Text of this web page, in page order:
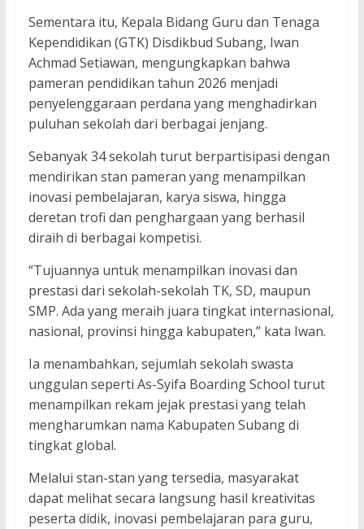
Sementara itu, Kepala Bidang Guru dan Tenaga
Kependidikan (GTK) Disdikbud Subang, Iwan
Achmad Setiawan, mengungkapkan bahwa
pameran pendidikan tahun 2026 menjadi
penyelenggaraan perdana yang menghadirkan
puluhan sekolah dari berbagai jenjang.
Sebanyak 34 sekolah turut berpartisipasi dengan
mendirikan stan pameran yang menampilkan
inovasi pembelajaran, karya siswa, hingga
deretan trofi dan penghargaan yang berhasil
diraih di berbagai kompetisi.
“Tujuannya untuk menampilkan inovasi dan
prestasi dari sekolah-sekolah TK, SD, maupun
SMP. Ada yang meraih juara tingkat internasional,
nasional, provinsi hingga kabupaten,” kata Iwan.
Ia menambahkan, sejumlah sekolah swasta
unggulan seperti As-Syifa Boarding School turut
menampilkan rekam jejak prestasi yang telah
mengharumkan nama Kabupaten Subang di
tingkat global.
Melalui stan-stan yang tersedia, masyarakat
dapat melihat secara langsung hasil kreativitas
peserta didik, inovasi pembelajaran para guru,